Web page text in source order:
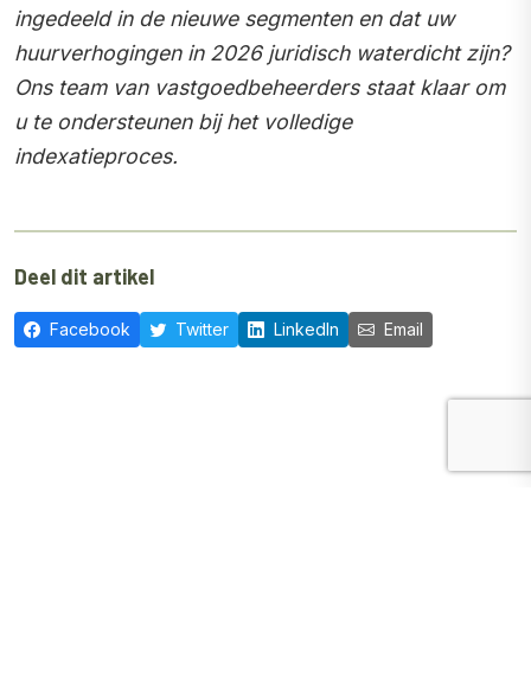
ingedeeld in de nieuwe segmenten en dat uw
huurverhogingen in 2026 juridisch waterdicht zijn?
Ons team van vastgoedbeheerders staat klaar om
u te ondersteunen bij het volledige
indexatieproces.
Deel dit artikel
Facebook Twitter LinkedIn Email